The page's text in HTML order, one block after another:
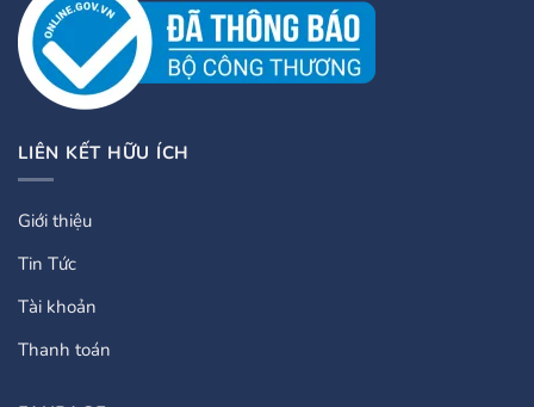
LIÊN KẾT HỮU ÍCH
Giới thiệu
Tin Tức
Tài khoản
Thanh toán